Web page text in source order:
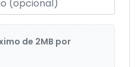
de 2MB por